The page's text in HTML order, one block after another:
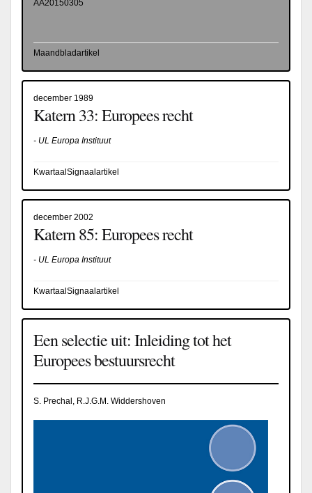
AA20150305
Maandbladartikel
december 1989
Katern 33: Europees recht
- UL Europa Instituut
KwartaalSignaalartikel
december 2002
Katern 85: Europees recht
- UL Europa Instituut
KwartaalSignaalartikel
Een selectie uit: Inleiding tot het
Europees bestuursrecht
S. Prechal, R.J.G.M. Widdershoven